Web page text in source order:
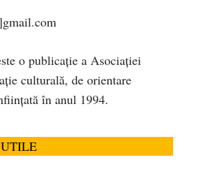
o publicaţie a Asociaţiei
culturală, de orientare
în anul 1994.